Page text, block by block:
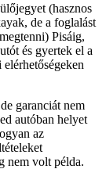
(hasznos
de a foglalást
Pisáig,
és gyertek el a
garanciát nem
autóban helyet
az
nem volt példa.